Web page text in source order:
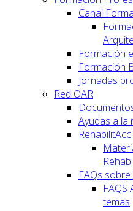
Canal
Formación
Formación
Jornadas
Red OAR
Ayudas a la
FAQs
FAQS
temas